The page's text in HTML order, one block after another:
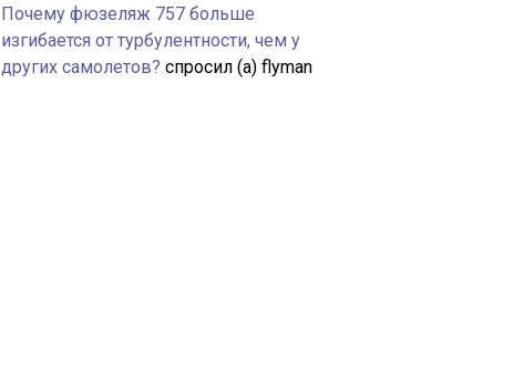
Почему фюзеляж 757 больше
изгибается от турбулентности, чем у
других самолетов? спросил (а) flyman